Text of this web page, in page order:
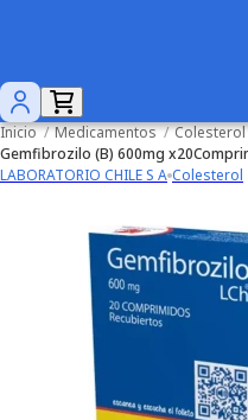
Inicio / Medicamentos / Colesterol
LABORATORIO CHILE S A Colesterol